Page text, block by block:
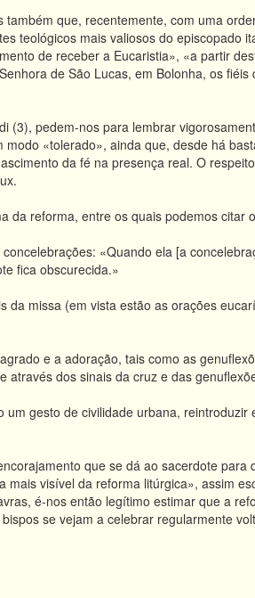
que, recentemente, com uma
teológicos mais valiosos do episcopado
de receber a Eucaristia», «a partir
de São Lucas, em Bolonha, os fiéis
(3), pedem-nos para lembrar
«tolerado», ainda que, desde há
da fé na presença real. O
da reforma, entre os quais podemos citar
«Quando ela [a
fica obscurecida.»
da missa (em vista estão as orações
e a adoração, tais como as
dos sinais da cruz e das
gesto de civilidade urbana, reintroduzir
que se dá ao sacerdote para
visível da reforma litúrgica», assim
é-nos então legítimo estimar que a
se vejam a celebrar regularmente